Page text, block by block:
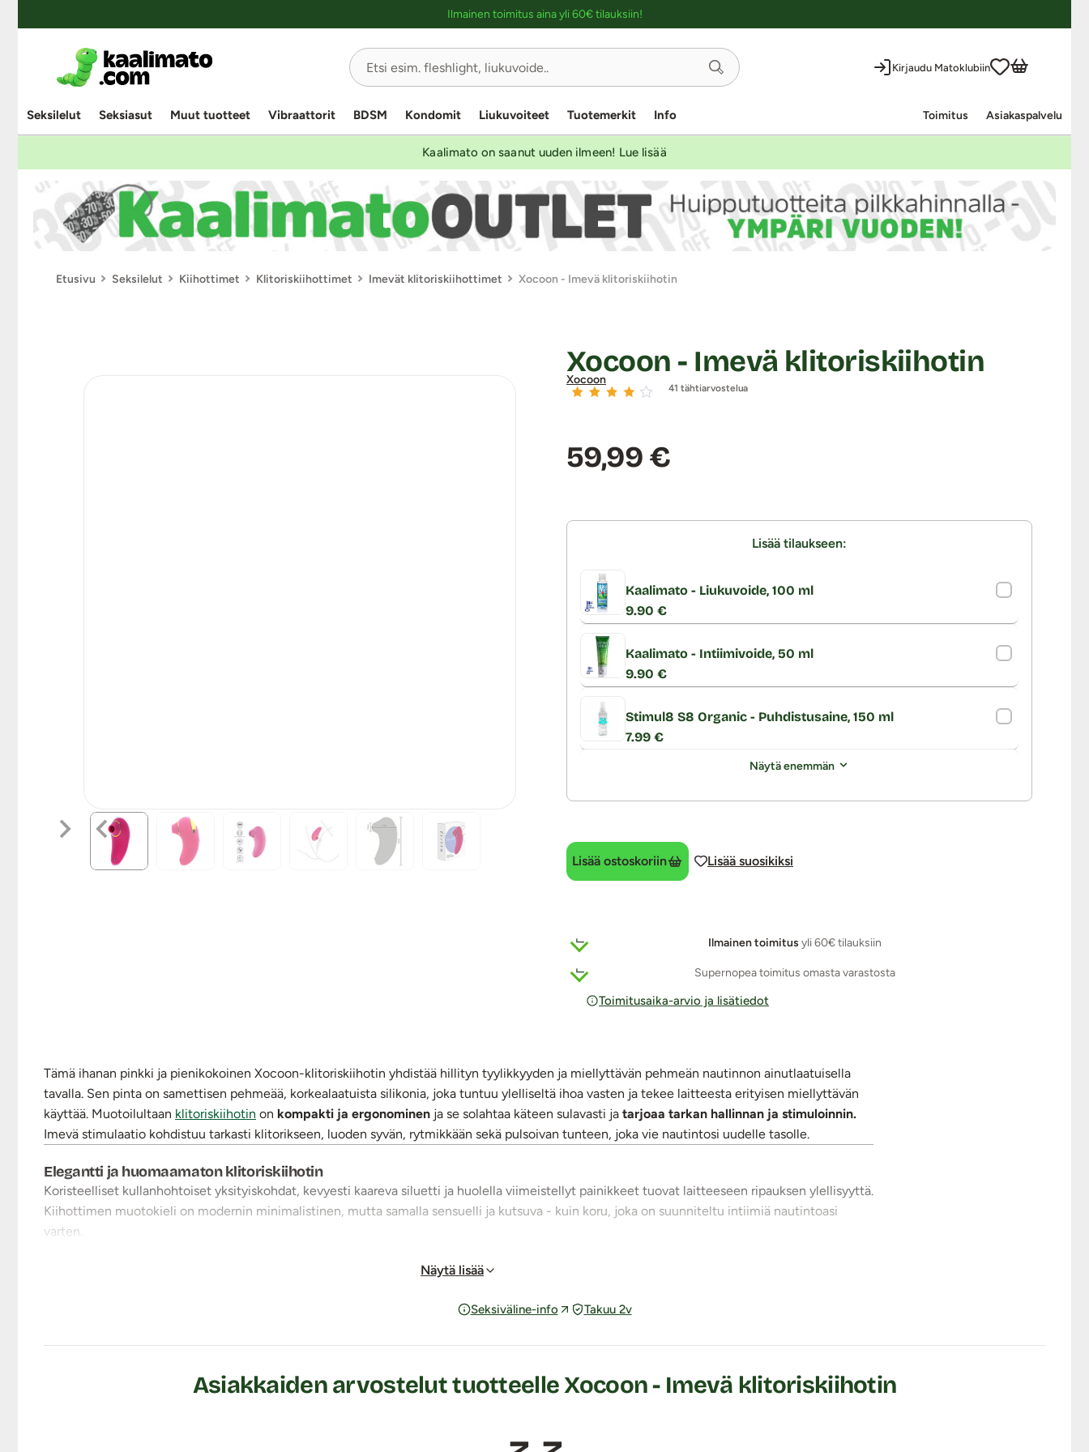
Ilmainen toimitus aina yli 60€ tilauksiin!
Kirjaudu Matoklubiin
Seksilelut Seksiasut Muut tuotteet Vibraattorit BDSM Kondomit Liukuvoiteet Tuotemerkit Info Toimitus Asiakaspalvelu
Kaalimato on saanut uuden ilmeen! Lue lisää
Etusivu Seksilelut Kiihottimet Klitoriskiihottimet Imevät klitoriskiihottimet Xocoon - Imevä klitoriskiihotin
Xocoon
Xocoon - Imevä klitoriskiihotin
41 tähtiarvostelua
Hinta:
59,99 €
Lisää tilaukseen:
Kaalimato - Liukuvoide, 100 ml
9.90 €
Kaalimato - Intiimivoide, 50 ml
9.90 €
Stimul8 S8 Organic - Puhdistusaine, 150 ml
7.99 €
Näytä enemmän
Lisää ostoskoriin Lisää suosikiksi
Ilmainen toimitus yli 60€ tilauksiin
Supernopea toimitus omasta varastosta
Toimitusaika-arvio ja lisätiedot
Tämä ihanan pinkki ja pienikokoinen Xocoon-klitoriskiihotin yhdistää hillityn tyylikkyyden ja miellyttävän pehmeän nautinnon ainutlaatuisella
tavalla. Sen pinta on samettisen pehmeää, korkealaatuista silikonia, joka tuntuu ylelliseltä ihoa vasten ja tekee laitteesta erityisen miellyttävän
käyttää. Muotoilultaan klitoriskiihotin on kompakti ja ergonominen ja se solahtaa käteen sulavasti ja tarjoaa tarkan hallinnan ja stimuloinnin.
Imevä stimulaatio kohdistuu tarkasti klitorikseen, luoden syvän, rytmikkään sekä pulsoivan tunteen, joka vie nautintosi uudelle tasolle.
Elegantti ja huomaamaton klitoriskiihotin
Koristeelliset kullanhohtoiset yksityiskohdat, kevyesti kaareva siluetti ja huolella viimeistellyt painikkeet tuovat laitteeseen ripauksen ylellisyyttä.
Kiihottimen muotokieli on modernin minimalistinen, mutta samalla sensuelli ja kutsuva - kuin koru, joka on suunniteltu intiimiä nautintoasi
varten.
tarpeesi mukaan. Tämä imevä klitoriskiihotin soveltuukin mainiosti niille, jotka tutustuvat ensi kertaa imeviin klitoriskiihottimiin sekä niille, jotka
Eri imumoodeja säädetään helppokäyttöisesti vain yhtä nappia painamalla, kun laite on ensin asetettu stand by-tilaan pitämällä
propellikuvioitua näppäintä lyhyesti pohjaan. Kiihotin sammuu, kun käynnistysnäppäintä pidetään pohjassa noin kolme sekuntia.
Näytä lisää
Seksiväline-info Takuu 2v
Asiakkaiden arvostelut tuotteelle Xocoon - Imevä klitoriskiihotin